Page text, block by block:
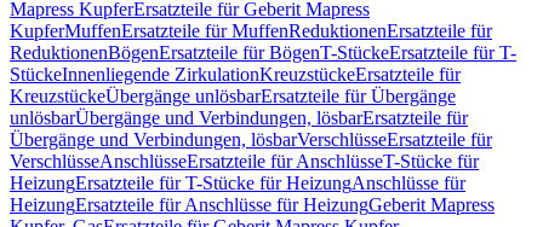
Mapress KupferErsatzteile für Geberit Mapress
KupferMuffenErsatzteile für MuffenReduktionenErsatzteile für
ReduktionenBögenErsatzteile für BögenT-StückeErsatzteile für T-
StückeInnenliegende ZirkulationKreuzstückeErsatzteile für
KreuzstückeÜbergänge unlösbarErsatzteile für Übergänge
unlösbarÜbergänge und Verbindungen, lösbarErsatzteile für
Übergänge und Verbindungen, lösbarVerschlüsseErsatzteile für
VerschlüsseAnschlüsseErsatzteile für AnschlüsseT-Stücke für
HeizungErsatzteile für T-Stücke für HeizungAnschlüsse für
HeizungErsatzteile für Anschlüsse für HeizungGeberit Mapress